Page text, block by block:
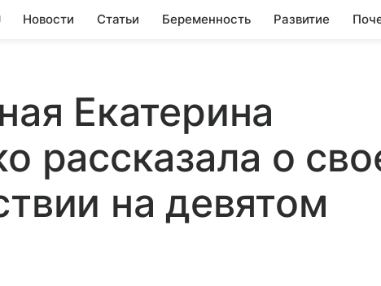
Новости Статьи Беременность Развитие
Екатерина
рассказала о
на девятом